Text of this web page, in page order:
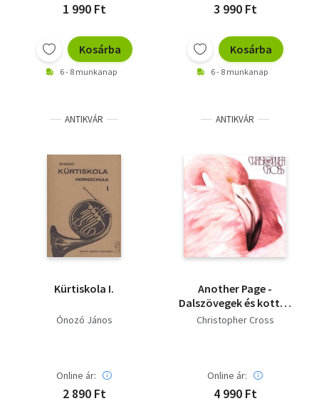
1 990 Ft
Kosárba
6 - 8 munkanap
3 990 Ft
Kosárba
6 - 8 munkanap
ANTIKVÁR
Kürtiskola I.
Ónozó János
Online ár:
2 890 Ft
ANTIKVÁR
Another Page -
Dalszövegek és kották
Christopher Cross
Christopher Cross
Online ár:
4 990 Ft